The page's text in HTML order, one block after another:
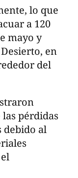
lo que
a 120
mayo y
en
del
pérdidas
debido al